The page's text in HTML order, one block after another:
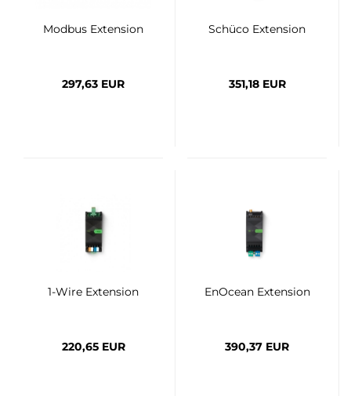
Modbus Extension
297,63 EUR
Schüco Extension
351,18 EUR
1-Wire Extension
220,65 EUR
EnOcean Extension
390,37 EUR